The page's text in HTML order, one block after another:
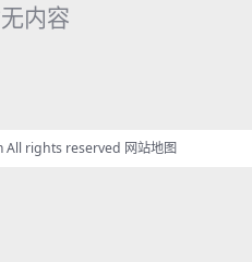
内容
All rights reserved 网站地图